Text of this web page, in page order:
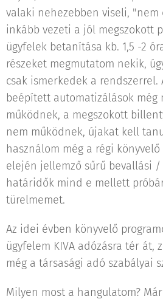
valaki nehezebben viseli, "nem
inkább vezeti a jól megszokott
ügyfelek betanítása kb. 1,5 -2
részeket megmutatom nekik,
csak ismerkedek a rendszerrel.
beépített automatizálások még
működnek, a megszokott
nem működnek, újakat kell
használom még a régi
elején jellemző sűrű bevallási
határidők mind e mellett
türelmemet.
Az idei évben könyvelő
ügyfelem KIVA adózásra tér át,
még a társasági adó szabályai
Milyen most a hangulatom?